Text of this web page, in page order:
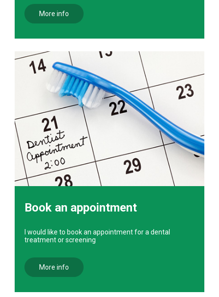
More info
Book an appointment
I would like to book an appointment for a dental
treatment or screening
More info